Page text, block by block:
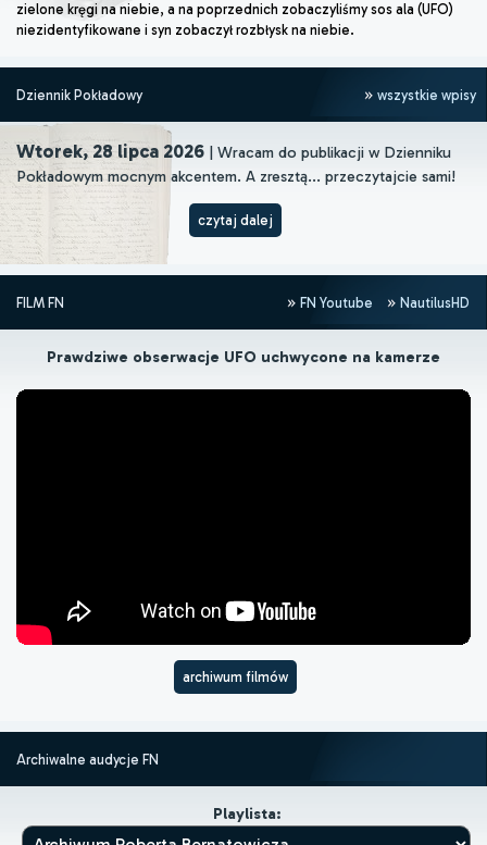
zielone kręgi na niebie, a na poprzednich zobaczyliśmy sos ala (UFO)
niezidentyfikowane i syn zobaczył rozbłysk na niebie.
Dziennik Pokładowy wszystkie wpisy
Wtorek, 28 lipca 2026 | Wracam do publikacji w Dzienniku
Pokładowym mocnym akcentem. A zresztą... przeczytajcie sami!
czytaj dalej
FILM FN FN Youtube NautilusHD
Prawdziwe obserwacje UFO uchwycone na kamerze
archiwum filmów
Archiwalne audycje FN
Playlista: